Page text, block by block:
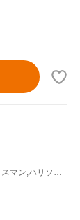
ブレイク・ライヴリー,ミヒル・ホイスマン,ハリソン・フォード,リー・トランド・クリーガー(監督),ロブ・シモンセン(音楽)